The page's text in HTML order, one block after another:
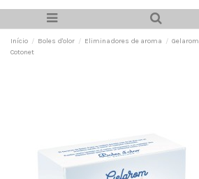
Início Boles d'olor Eliminadores de aroma Gelarom
Cotonet